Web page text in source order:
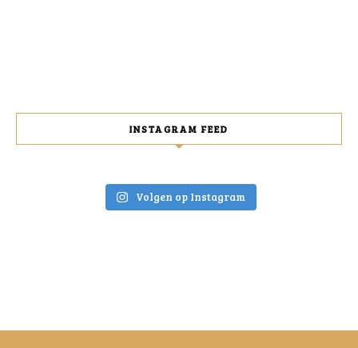
INSTAGRAM FEED
Volgen op Instagram